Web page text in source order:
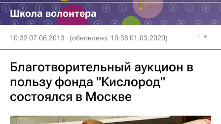
Школа волонтера
10:32 07.06.2013 (обновлено: 10:38 01.03.2020)
Благотворительный аукцион в
пользу фонда "Кислород"
состоялся в Москве